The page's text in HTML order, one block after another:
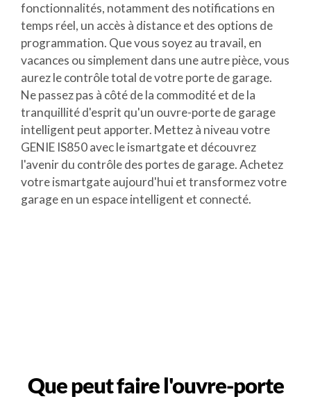
fonctionnalités, notamment des notifications en
temps réel, un accès à distance et des options de
programmation. Que vous soyez au travail, en
vacances ou simplement dans une autre pièce, vous
aurez le contrôle total de votre porte de garage.
Ne passez pas à côté de la commodité et de la
tranquillité d'esprit qu'un ouvre-porte de garage
intelligent peut apporter. Mettez à niveau votre
GENIE IS850 avec le ismartgate et découvrez
l'avenir du contrôle des portes de garage. Achetez
votre ismartgate aujourd'hui et transformez votre
garage en un espace intelligent et connecté.
Que peut faire l'ouvre-porte